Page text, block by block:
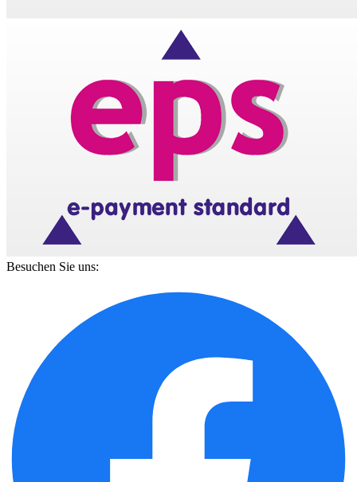
Besuchen Sie uns: